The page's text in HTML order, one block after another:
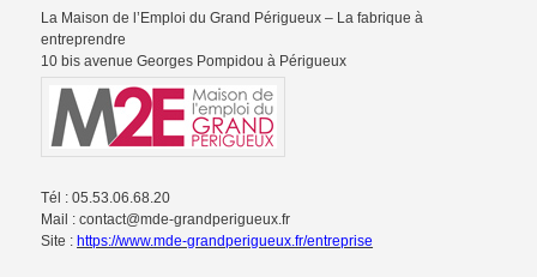
La Maison de l’Emploi du Grand Périgueux – La fabrique à
entreprendre
10 bis avenue Georges Pompidou à Périgueux
Tél : 05.53.06.68.20
Mail : contact@mde-grandperigueux.fr
Site :https://www.mde-grandperigueux.fr/entreprise